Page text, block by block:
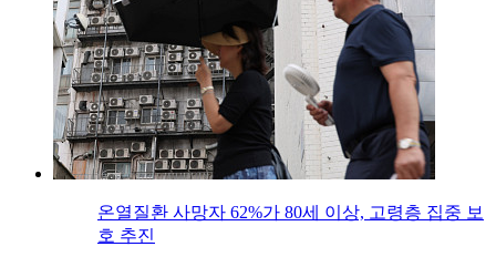
온열질환 사망자 62%가 80세 이상, 고령층 집중 보
호 추진